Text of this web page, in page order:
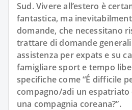
Sud. Vivere all’estero è
fantastica, ma
domande, che necessitano
trattare di domande
assistenza per expats e su
famigliare sport e tempo
specifiche come “É difficile
compagno/adi un espatriato
una compagnia coreana?”.